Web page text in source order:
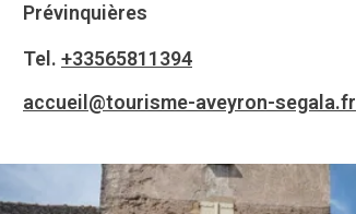
Prévinquières
Tel. +33565811394
accueil@tourisme-aveyron-segala.fr